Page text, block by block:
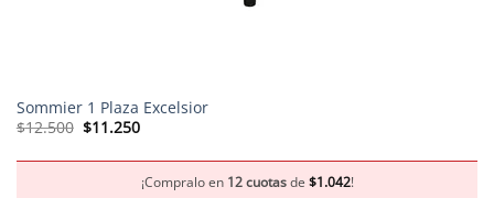
Sommier 1 Plaza Excelsior
$12.500 El
$12.500.
$11.250El
$11.250.
¡Compralo en 12 cuotasde $1.042!